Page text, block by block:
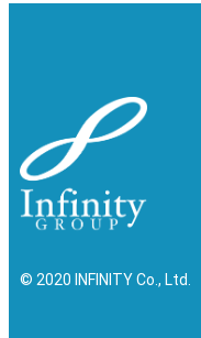
© 2020 INFINITY Co., Ltd.